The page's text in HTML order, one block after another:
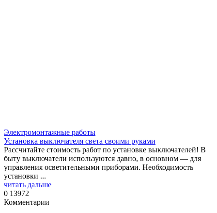
Электромонтажные работы
Установка выключателя света своими руками
Рассчитайте стоимость работ по установке выключателей! В
быту выключатели используются давно, в основном — для
управления осветительными приборами. Необходимость
установки ...
читать дальше
0 13972
Комментарии